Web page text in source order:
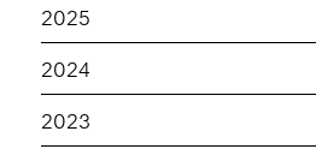
2025
2024
2023